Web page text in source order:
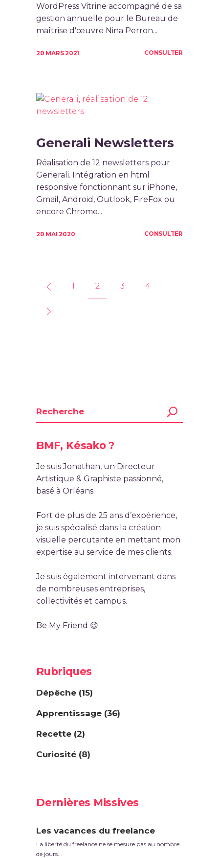
WordPress Vitrine accompagné de sa
gestion annuelle pour le Bureau de
maîtrise d'œuvre Nina Perron...
20 MARS 2021 CONSULTER
Generali Newsletters
Réalisation de 12 newsletters pour
Generali. Intégration en html
responsive fonctionnant sur iPhone,
Gmail, Android, Outlook, FireFox ou
encore Chrome...
20 MAI 2020 CONSULTER
1 2 3 4
BMF, Késako ?
Je suis Jonathan, un Directeur
Artistique & Graphiste passionné,
basé à Orléans.
Fort de plus de 25 ans d’expérience,
je suis spécialisé dans la création
visuelle percutante en mettant mon
expertise au service de mes clients.
Je suis également intervenant dans
de nombreuses entreprises,
collectivités et campus.
Be My Friend 😉
Rubriques
Dépêche (15)
Apprentissage (36)
Recette (2)
Curiosité (8)
Dernières Missives
Les vacances du freelance
La liberté du freelance ne se mesure pas au nombre
de jours...